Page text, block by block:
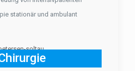
stationär und ambulant